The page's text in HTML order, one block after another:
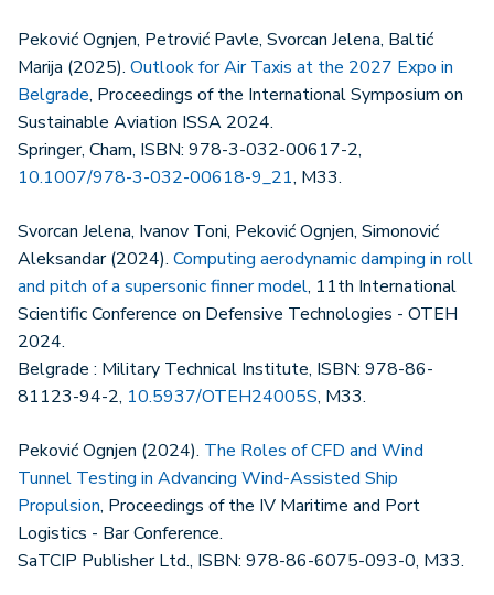
Peković Ognjen, Petrović Pavle, Svorcan Jelena, Baltić
Marija (2025). Outlook for Air Taxis at the 2027 Expo in
Belgrade, Proceedings of the International Symposium on
Sustainable Aviation ISSA 2024.
Springer, Cham, ISBN: 978-3-032-00617-2,
10.1007/978-3-032-00618-9_21, M33.
Svorcan Jelena, Ivanov Toni, Peković Ognjen, Simonović
Aleksandar (2024). Computing aerodynamic damping in roll
and pitch of a supersonic finner model, 11th International
Scientific Conference on Defensive Technologies - OTEH
2024.
Belgrade : Military Technical Institute, ISBN: 978-86-
81123-94-2, 10.5937/OTEH24005S, M33.
Peković Ognjen (2024). The Roles of CFD and Wind
Tunnel Testing in Advancing Wind-Assisted Ship
Propulsion, Proceedings of the IV Maritime and Port
Logistics - Bar Conference.
SaTCIP Publisher Ltd., ISBN: 978-86-6075-093-0, M33.